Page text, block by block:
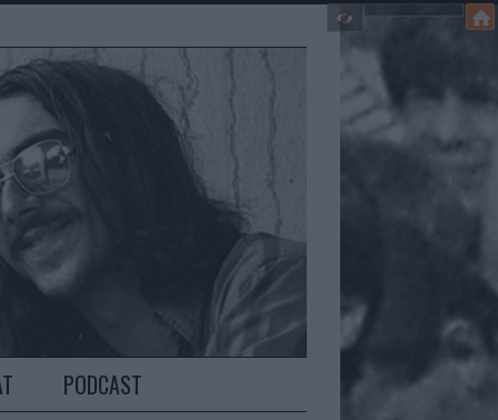
PODCAST